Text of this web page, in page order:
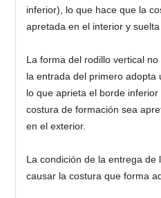
inferior), lo que hace que la
apretada en el interior y
La forma del rodillo vertical
la entrada del primero adopta
lo que aprieta el borde
costura de formación sea
en el exterior.
La condición de la entrega de
causar la costura que forma